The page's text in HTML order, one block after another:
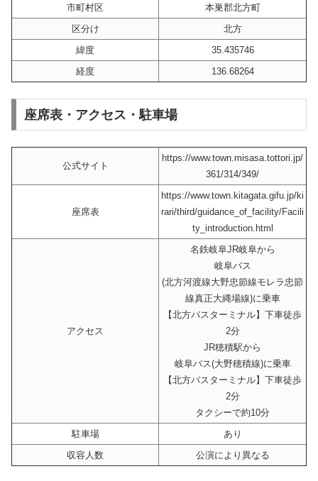
市町村区
本巣郡北方町
区分け
北方
緯度
35.435746
経度
136.68264
座席表・アクセス・駐車場
公式サイト
https://www.town.misasa.tottori.jp/
361/314/349/
座席表
https://www.town.kitagata.gifu.jp/ki
rari/third/guidance_of_facility/Facili
ty_introduction.html
アクセス
名鉄岐阜JR岐阜から
岐阜バス
(北方河渡線大野忠節線モレラ忠節
線真正大縄場線)に乗車
【北方バスターミナル】下車徒歩
2分
JR穂積駅から
岐阜バス(大野穂積線)に乗車
【北方バスターミナル】下車徒歩
2分
タクシーで約10分
駐車場
あり
収容人数
公演により異なる